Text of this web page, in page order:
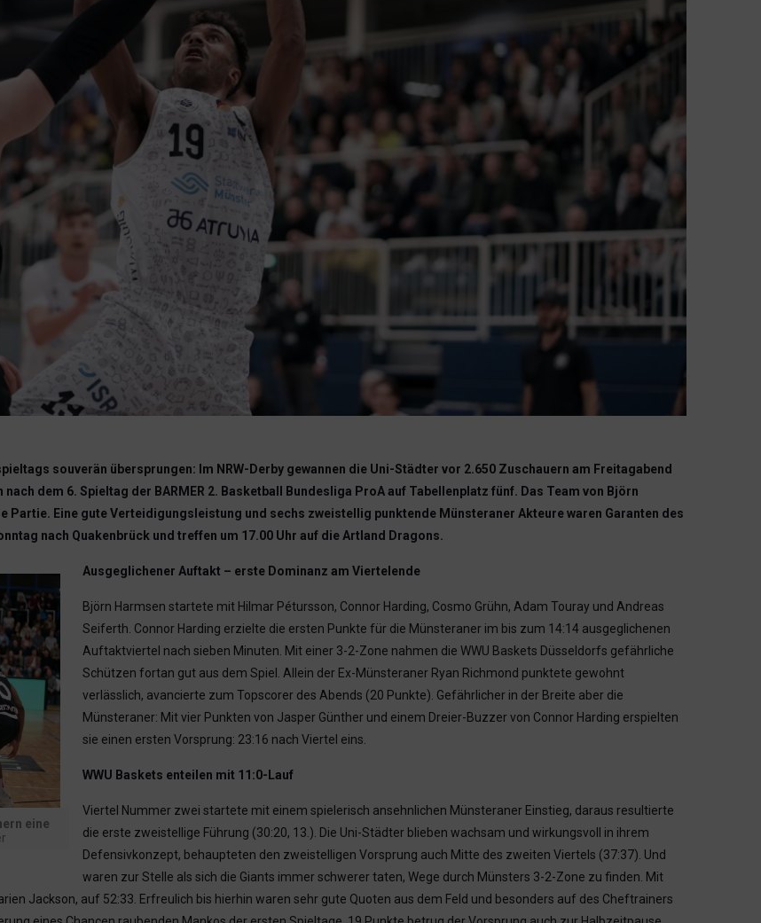
souverän übersprungen: Im NRW-Derby gewannen die Uni-Städter vor 2.650 Zuschauern am Freitagabend
dem 6. Spieltag der BARMER 2. Basketball Bundesliga ProA auf Tabellenplatz fünf. Das Team von Björn
Eine gute Verteidigungsleistung und sechs zweistellig punktende Münsteraner Akteure waren Garanten des
nach Quakenbrück und treffen um 17.00 Uhr auf die Artland Dragons.
eine
Ausgeglichener Auftakt – erste Dominanz am Viertelende
Björn Harmsen startete mit Hilmar Pétursson, Connor Harding, Cosmo Grühn, Adam Touray und Andreas
Seiferth. Connor Harding erzielte die ersten Punkte für die Münsteraner im bis zum 14:14 ausgeglichenen
Auftaktviertel nach sieben Minuten. Mit einer 3-2-Zone nahmen die WWU Baskets Düsseldorfs gefährliche
Schützen fortan gut aus dem Spiel. Allein der Ex-Münsteraner Ryan Richmond punktete gewohnt
verlässlich, avancierte zum Topscorer des Abends (20 Punkte). Gefährlicher in der Breite aber die
Münsteraner: Mit vier Punkten von Jasper Günther und einem Dreier-Buzzer von Connor Harding erspielten
sie einen ersten Vorsprung: 23:16 nach Viertel eins.
WWU Baskets enteilen mit 11:0-Lauf
Viertel Nummer zwei startete mit einem spielerisch ansehnlichen Münsteraner Einstieg, daraus resultierte
die erste zweistellige Führung (30:20, 13.). Die Uni-Städter blieben wachsam und wirkungsvoll in ihrem
Defensivkonzept, behaupteten den zweistelligen Vorsprung auch Mitte des zweiten Viertels (37:37). Und
waren zur Stelle als sich die Giants immer schwerer taten, Wege durch Münsters 3-2-Zone zu finden. Mit
Jackson, auf 52:33. Erfreulich bis hierhin waren sehr gute Quoten aus dem Feld und besonders auf des Cheftrainers